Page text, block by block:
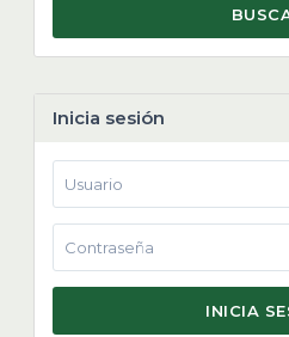
Inicia sesión
INICIA